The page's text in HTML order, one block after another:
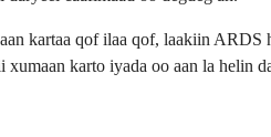
kartaa qof ilaa qof, laakiin
xumaan karto iyada oo aan la helin